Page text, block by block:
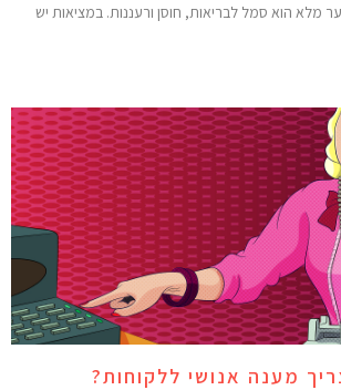
הוא סמל לבריאות, חוסן ורעננות. במציאות יש
מענה אנושי ללקוחות?